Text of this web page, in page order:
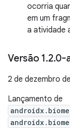
ocorria
em um
a atividade
Versão 1.2.0-
2 de dezembro
Lançamento de